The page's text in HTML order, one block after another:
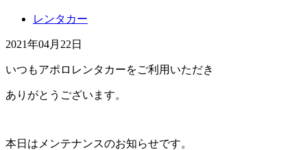
レンタカー
2021年04月22日
いつもアポロレンタカーをご利用いただき
ありがとうございます。
本日はメンテナンスのお知らせです。